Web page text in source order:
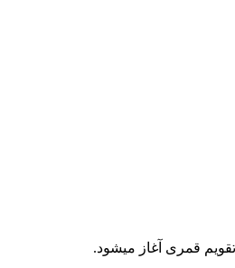
قمری آغاز میشود.